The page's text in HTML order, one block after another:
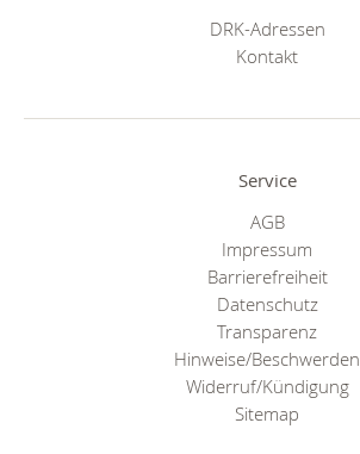
DRK-Adressen
Kontakt
Service
AGB
Impressum
Barrierefreiheit
Datenschutz
Transparenz
Hinweise/Beschwerden
Widerruf/Kündigung
Sitemap